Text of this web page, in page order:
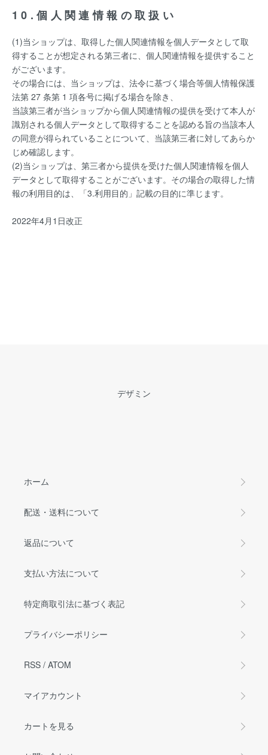
10.個人関連情報の取扱い
(1)当ショップは、取得した個人関連情報を個人データとして取
得することが想定される第三者に、個人関連情報を提供すること
がございます。
その場合には、当ショップは、法令に基づく場合等個人情報保護
法第 27 条第 1 項各号に掲げる場合を除き、
当該第三者が当ショップから個人関連情報の提供を受けて本人が
識別される個人データとして取得することを認める旨の当該本人
の同意が得られていることについて、当該第三者に対してあらか
じめ確認します。
(2)当ショップは、第三者から提供を受けた個人関連情報を個人
データとして取得することがございます。その場合の取得した情
報の利用目的は、「3.利用目的」記載の目的に準じます。
2022年4月1日改正
デザミン
ホーム
配送・送料について
返品について
支払い方法について
特定商取引法に基づく表記
プライバシーポリシー
RSS / ATOM
マイアカウント
カートを見る